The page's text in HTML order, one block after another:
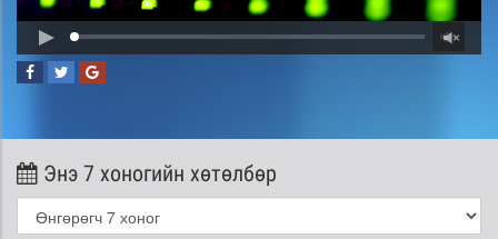
Энэ 7 хоногийн хөтөлбөр